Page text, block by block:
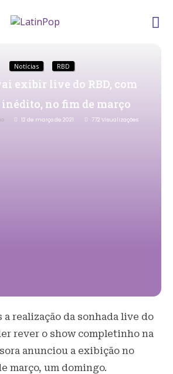
Notícias RBD
exibir live do RBD, com
no fim de março
12 de março de 2021 772 Visualizações
a realização da sonhada live do
rever o show completinho na
anunciou a exibição no
março, um domingo.